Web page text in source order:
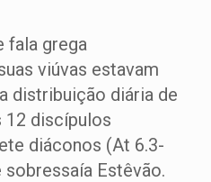
fala grega
viúvas estavam
distribuição diária de
12 discípulos
diáconos (At 6.3-
Estêvão.